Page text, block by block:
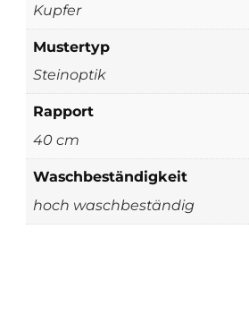
Kupfer
Mustertyp
Steinoptik
Rapport
40 cm
Waschbeständigkeit
hoch waschbeständig